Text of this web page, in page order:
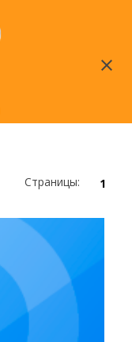
Страницы: 1
close